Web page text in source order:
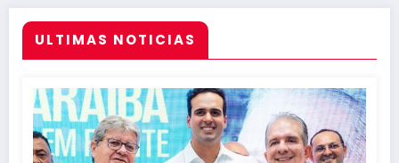
ULTIMAS NOTICIAS